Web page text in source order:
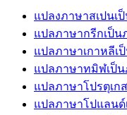
แปลงภาษาสเปนเ
แปลภาษากรีกเป็น
แปลภาษาเกาหลีเ
แปลภาษาทมิฬเป็
แปลภาษาโปรตุเก
แปลภาษาโปแลน